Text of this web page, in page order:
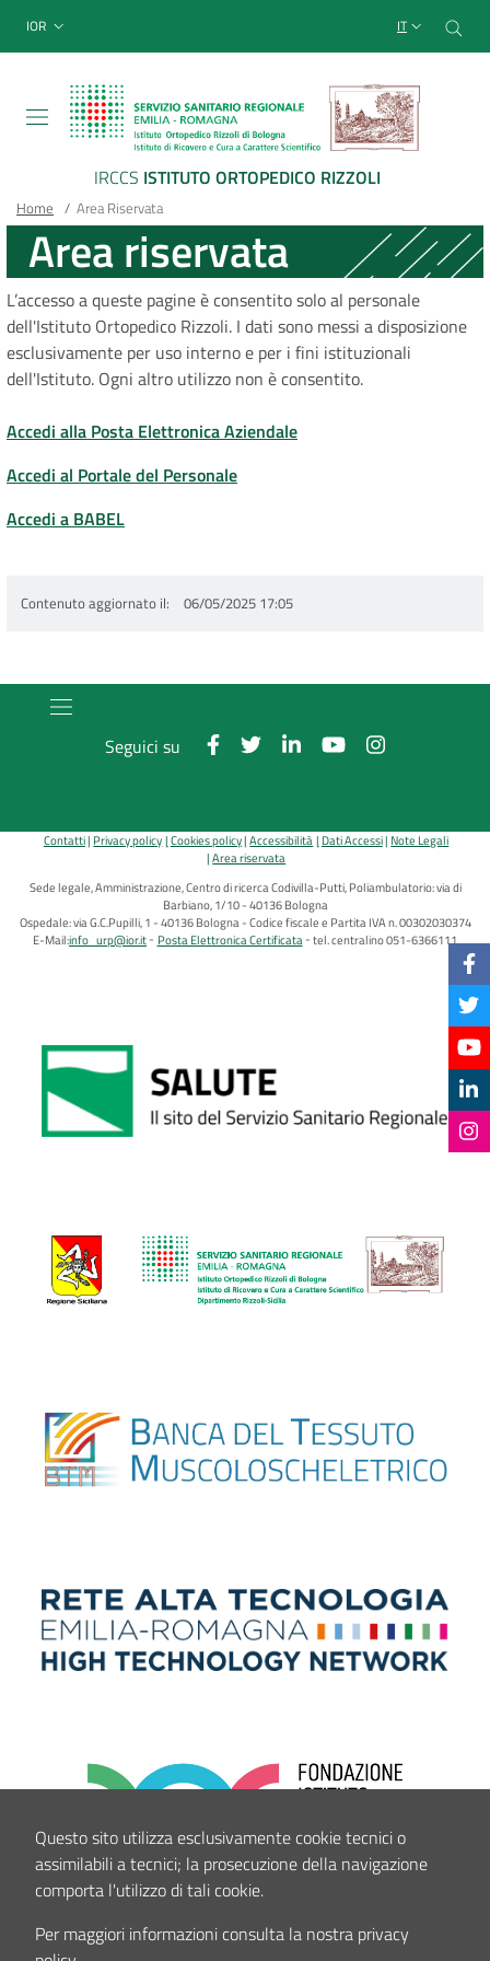
Sito Web Istituto
menu top-bar
IOR IT
IRCCS ISTITUTO ORTOPEDICO RIZZOLI
Main container
Briciole
di
pane
Home / Area Riservata
Area riservata
L’accesso a queste pagine è consentito solo al personale
dell'Istituto Ortopedico Rizzoli. I dati sono messi a disposizione
esclusivamente per uso interno e per i fini istituzionali
dell'Istituto. Ogni altro utilizzo non è consentito.
Accedi alla Posta Elettronica Aziendale
Accedi al Portale del Personale
Accedi a BABEL
Contenuto aggiornato il 06/05/2025 17:05
Seguici su
Contatti Privacy policy Cookies policy Accessibilità Dati Accessi Note Legali
Area riservata
Sede legale, Amministrazione, Centro di ricerca Codivilla-Putti, Poliambulatorio: via di
Barbiano, 1/10 - 40136 Bologna
Ospedale: via G.C.Pupilli, 1 - 40136 Bologna - Codice fiscale e Partita IVA n. 00302030374
E-Mail:info_urp@ior.it Posta Elettronica Certificata tel. centralino 051-6366111
Questo sito utilizza esclusivamente cookie tecnici o
assimilabili a tecnici; la prosecuzione della navigazione
comporta l'utilizzo di tali cookie.
Per maggiori informazioni consulta la nostra privacy